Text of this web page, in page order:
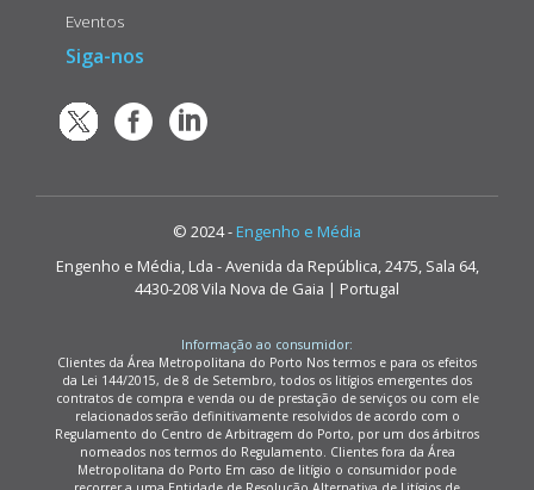
Eventos
Siga-nos
© 2024 - Engenho e Média
Engenho e Média, Lda - Avenida da República, 2475, Sala 64,
4430-208 Vila Nova de Gaia | Portugal
Informação ao consumidor:
Clientes da Área Metropolitana do Porto Nos termos e para os efeitos
da Lei 144/2015, de 8 de Setembro, todos os litígios emergentes dos
contratos de compra e venda ou de prestação de serviços ou com ele
relacionados serão definitivamente resolvidos de acordo com o
Regulamento do Centro de Arbitragem do Porto, por um dos árbitros
nomeados nos termos do Regulamento. Clientes fora da Área
Metropolitana do Porto Em caso de litígio o consumidor pode